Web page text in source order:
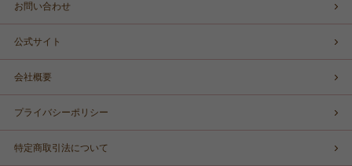
お問い合わせ
公式サイト
会社概要
プライバシーポリシー
特定商取引法について